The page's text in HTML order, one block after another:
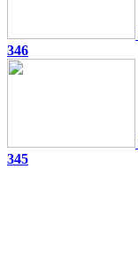
346
345